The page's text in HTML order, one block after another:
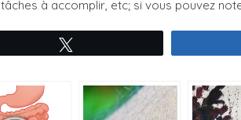
tâches à accomplir, etc; si vous pouvez